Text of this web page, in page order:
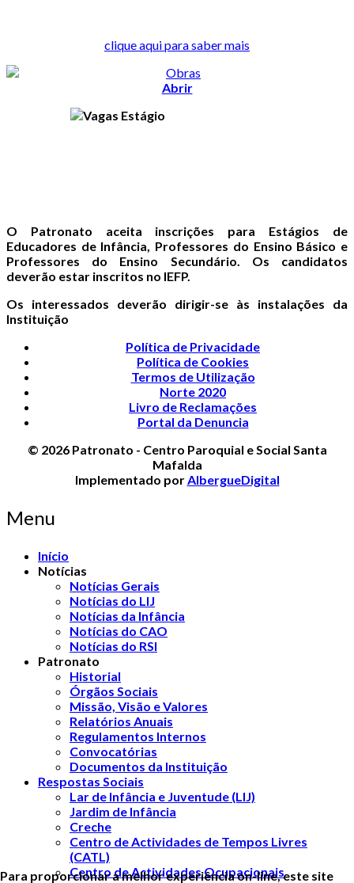
clique aqui para saber mais
Abrir
O Patronato aceita inscrições para Estágios de
Educadores de Infância, Professores do Ensino Básico e
Professores do Ensino Secundário. Os candidatos
deverão estar inscritos no IEFP.
Os interessados deverão dirigir-se às instalações da
Instituição
Política de Privacidade
Política de Cookies
Termos de Utilização
Norte 2020
Livro de Reclamações
Portal da Denuncia
© 2026 Patronato - Centro Paroquial e Social Santa
Mafalda
Implementado porAlbergueDigital
Menu
Início
Notícias
Notícias Gerais
Notícias do LIJ
Notícias da Infância
Notícias do CAO
Notícias do RSI
Patronato
Historial
Órgãos Sociais
Missão, Visão e Valores
Relatórios Anuais
Regulamentos Internos
Convocatórias
Documentos da Instituição
Respostas Sociais
Lar de Infância e Juventude (LIJ)
Jardim de Infância
Creche
Centro de Actividades de Tempos Livres
(CATL)
Centro de Actividades Ocupacionais
Para proporcionar a melhor experiência on-line, este site